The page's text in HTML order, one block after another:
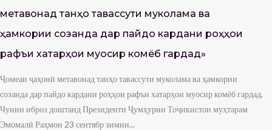
метавонад танҳо тавассути муколама ва
ҳамкории созанда дар пайдо кардани роҳҳои
рафъи хатарҳои муосир комёб гардад»
Ҷомеаи ҷаҳонӣ метавонад танҳо тавассути муколама ва ҳамкории
созанда дар пайдо кардани роҳҳои рафъи хатарҳои муосир комёб гардад.
Чунин иброз доштанд Президенти Ҷумҳурии Тоҷикистон муҳтарам
Эмомалӣ Раҳмон 23 сентябр зимни...